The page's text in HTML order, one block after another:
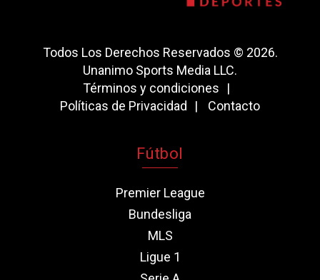
Todos Los Derechos Reservados © 2026.
Unanimo Sports Media LLC.
Términos y condiciones
Políticas de Privacidad
Contacto
Fútbol
Premier League
Bundesliga
MLS
Ligue 1